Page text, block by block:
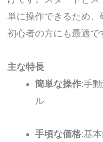
単に操作できるため、
初心者の方にも最適で
主な特長
簡単な操作:手
ル
手頃な価格:基